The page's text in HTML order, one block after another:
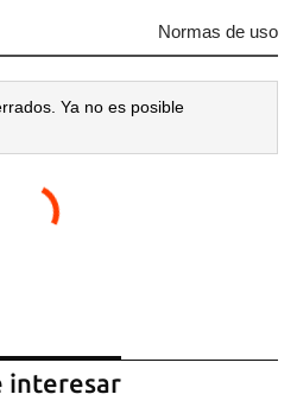
Normas de uso
Ya no es posible
interesar